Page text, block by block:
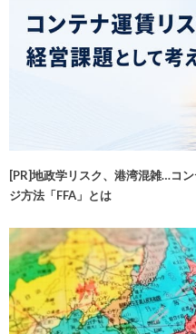
[PR]地政学リスク、港湾混雑…コ
ジ方法「FFA」とは